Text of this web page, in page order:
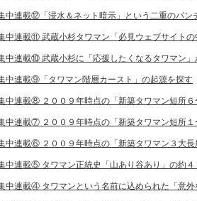
中連載⑫「浸水＆ネット暗示」という二重のパン
中連載⑪ 武蔵小杉タワマン「必見ウェブサイトの
中連載⑩ 武蔵小杉に「応援したくなるタワマン」
中連載⑨「タワマン階層カースト」の起源を探す
中連載⑧ ２００９年時点の「新築タワマン短所
中連載⑦ ２００９年時点の「新築タワマン短所
中連載⑥ ２００９年時点の「新築タワマン３大長
中連載⑤ タワマン正統史「山あり谷あり」の約４
中連載④ タワマンという名前に込められた「意外